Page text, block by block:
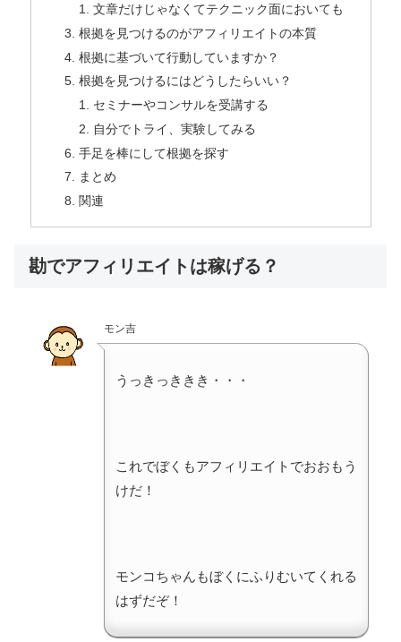
文章だけじゃなくてテクニック面においても
根拠を見つけるのがアフィリエイトの本質
根拠に基づいて行動していますか？
根拠を見つけるにはどうしたらいい？
セミナーやコンサルを受講する
自分でトライ、実験してみる
手足を棒にして根拠を探す
まとめ
関連
勘でアフィリエイトは稼げる？
モン吉
うっきっききき・・・
これでぼくもアフィリエイトでおおもう
けだ！
モンコちゃんもぼくにふりむいてくれる
はずだぞ！